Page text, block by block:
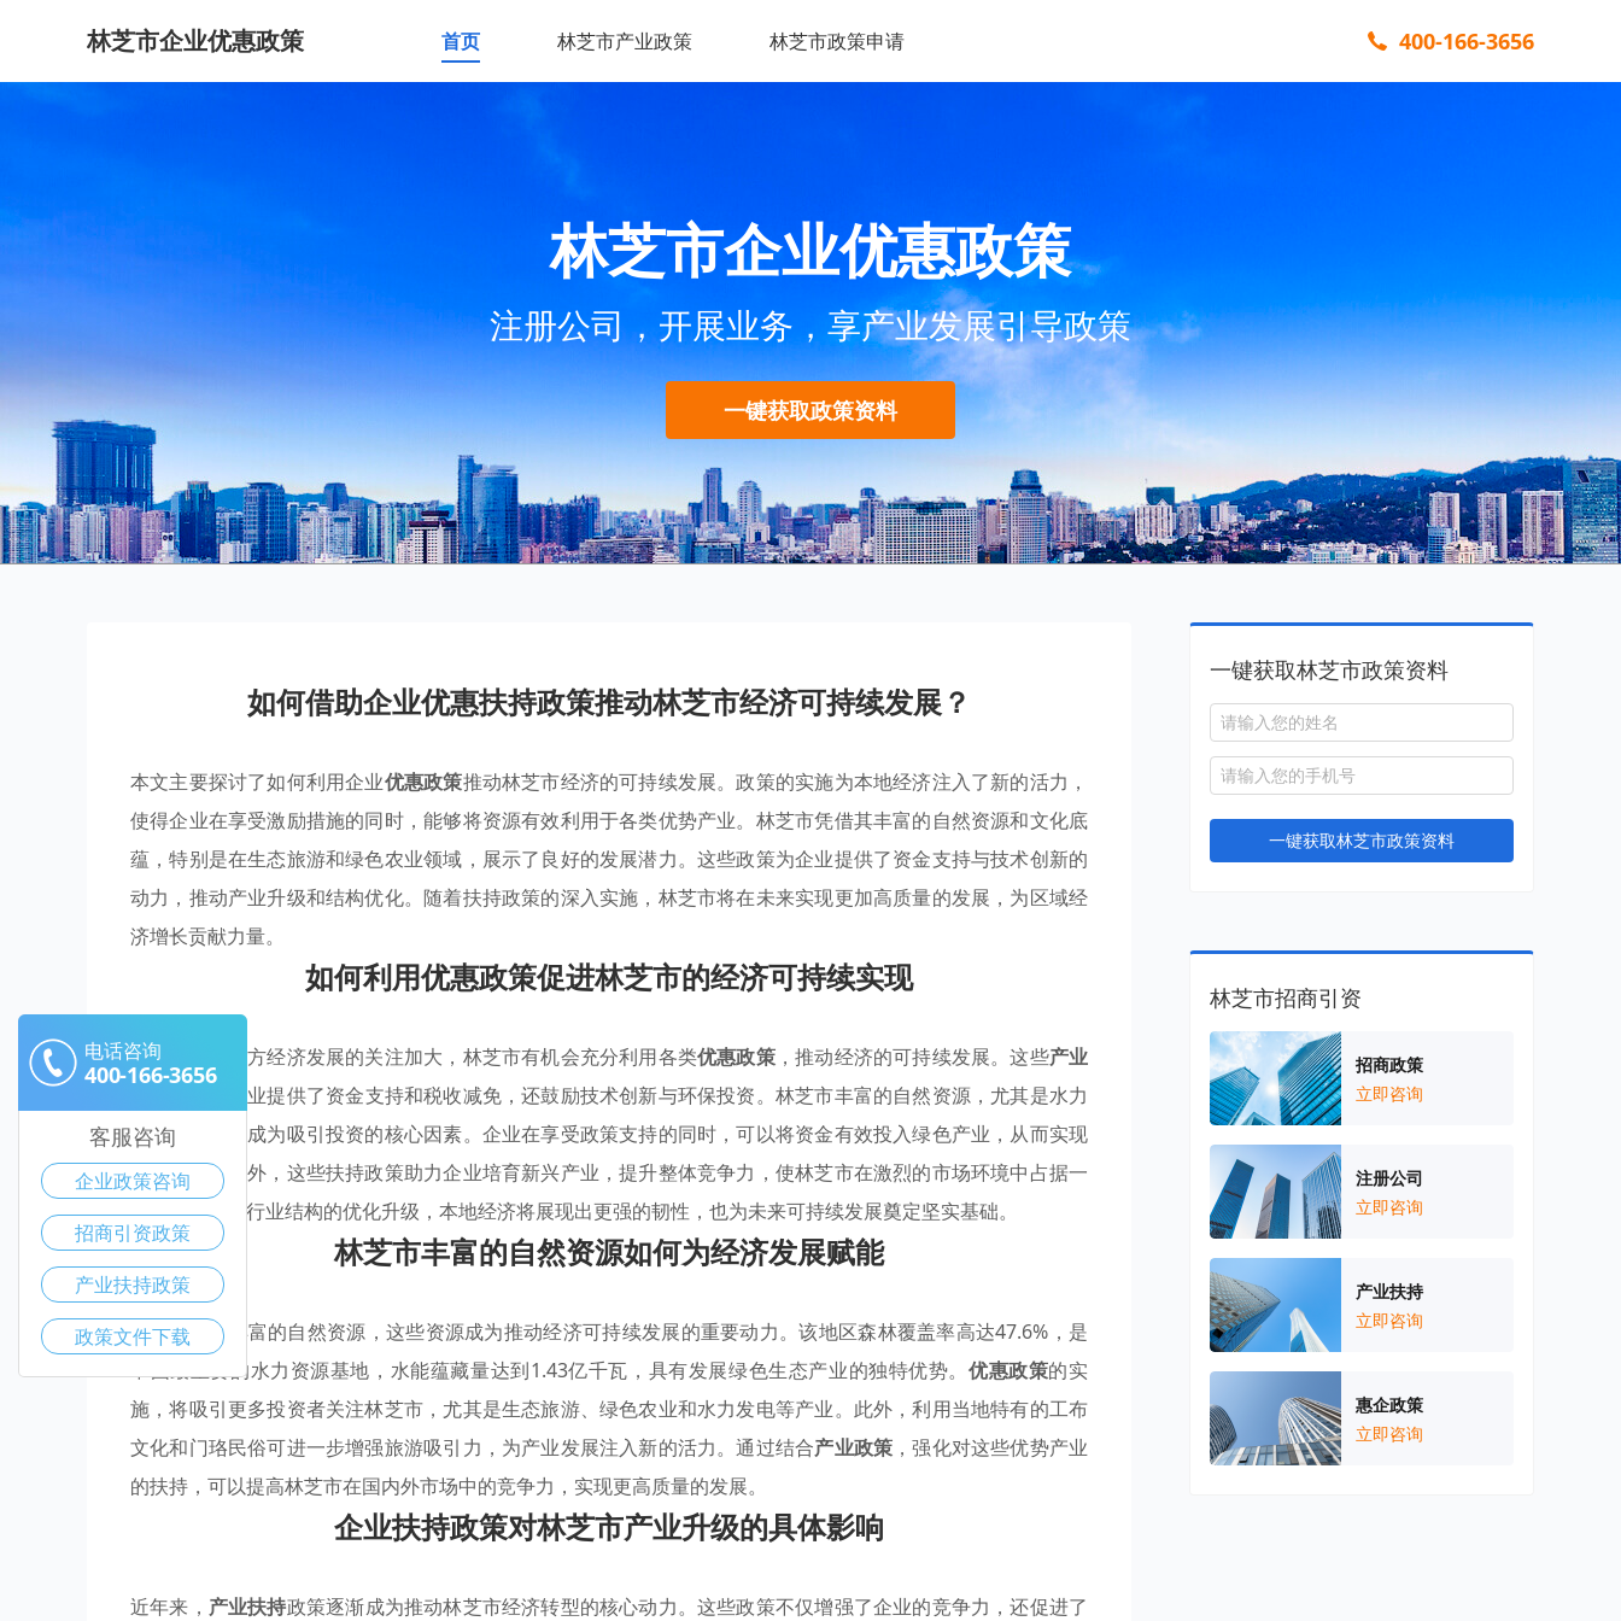
林芝市企业优惠政策 首页 林芝市产业政策 林芝市政策申请 400-166-3656
林芝市企业优惠政策
注册公司，开展业务，享产业发展引导政策
一键获取政策资料
如何借助企业优惠扶持政策推动林芝市经济可持续发展？
本文主要探讨了如何利用企业优惠政策推动林芝市经济的可持续发展。政策的实施为本地经济注入了新的活力，
使得企业在享受激励措施的同时，能够将资源有效利用于各类优势产业。林芝市凭借其丰富的自然资源和文化底
蕴，特别是在生态旅游和绿色农业领域，展示了良好的发展潜力。这些政策为企业提供了资金支持与技术创新的
动力，推动产业升级和结构优化。随着扶持政策的深入实施，林芝市将在未来实现更加高质量的发展，为区域经
济增长贡献力量。
如何利用优惠政策促进林芝市的经济可持续实现
随着国家对地方经济发展的关注加大，林芝市有机会充分利用各类优惠政策，推动经济的可持续发展。这些产业
不仅为企业提供了资金支持和税收减免，还鼓励技术创新与环保投资。林芝市丰富的自然资源，尤其是水力
和森林资源，成为吸引投资的核心因素。企业在享受政策支持的同时，可以将资金有效投入绿色产业，从而实现
双赢局面。此外，这些扶持政策助力企业培育新兴产业，提升整体竞争力，使林芝市在激烈的市场环境中占据一
席之地。随着行业结构的优化升级，本地经济将展现出更强的韧性，也为未来可持续发展奠定坚实基础。
林芝市丰富的自然资源如何为经济发展赋能
林芝市拥有丰富的自然资源，这些资源成为推动经济可持续发展的重要动力。该地区森林覆盖率高达47.6%，是
中国最重要的水力资源基地，水能蕴藏量达到1.43亿千瓦，具有发展绿色生态产业的独特优势。优惠政策的实
施，将吸引更多投资者关注林芝市，尤其是生态旅游、绿色农业和水力发电等产业。此外，利用当地特有的工布
文化和门珞民俗可进一步增强旅游吸引力，为产业发展注入新的活力。通过结合产业政策 ，强化对这些优势产业
的扶持，可以提高林芝市在国内外市场中的竞争力，实现更高质量的发展。
企业扶持政策对林芝市产业升级的具体影响
近年来， 产业扶持政策逐渐成为推动林芝市经济转型的核心动力。这些政策不仅增强了企业的竞争力，还促进了
一键获取林芝市政策资料
一键获取林芝市政策资料
林芝市招商引资
招商政策
立即咨询
注册公司
立即咨询
产业扶持
立即咨询
惠企政策
立即咨询
电话咨询
400-166-3656
客服咨询
企业政策咨询
招商引资政策
产业扶持政策
政策文件下载